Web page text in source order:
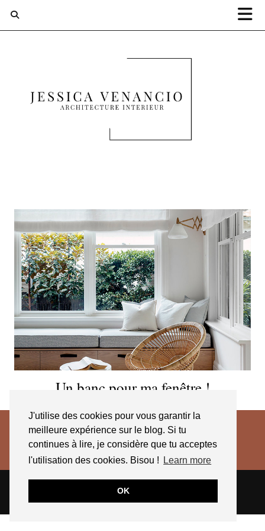
J'utilise des cookies pour vous garantir la
meilleure expérience sur le blog. Si tu
continues à lire, je considère que tu acceptes
l'utilisation des cookies. Bisou !
Learn more
OK
Un banc pour ma fenêtre !
THEME CREATED BYpipdig